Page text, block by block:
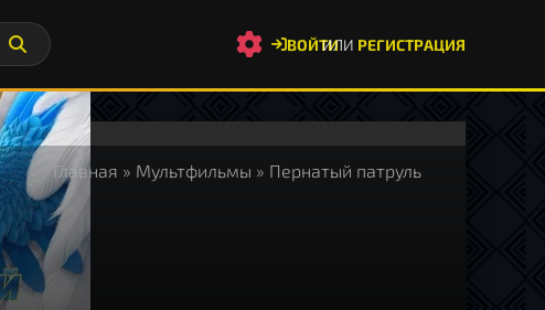
ВОЙТИИЛИ РЕГИСТРАЦИЯ
Главная » Мультфильмы » Пернатый патруль